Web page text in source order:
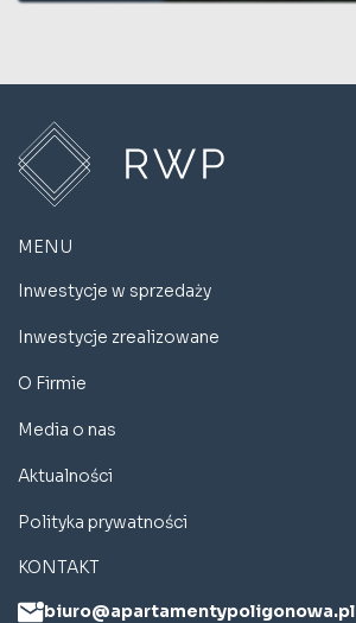
MENU
Inwestycje w sprzedaży
Inwestycje zrealizowane
O Firmie
Media o nas
Aktualności
Polityka prywatności
KONTAKT
biuro@apartamentypoligonowa.pl